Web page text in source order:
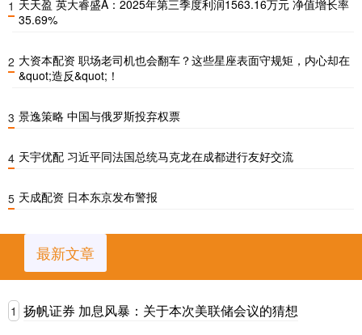
1 天天盈 英大睿盛A：2025年第三季度利润1563.16万元 净值增长率
35.69%
2 大资本配资 职场老司机也会翻车？这些星座表面守规矩，内心却在
&quot;造反&quot;！
3 景逸策略 中国与俄罗斯投弃权票
4 天宇优配 习近平同法国总统马克龙在成都进行友好交流
5 天成配资 日本东京发布警报
最新文章
1 扬帆证券 加息风暴：关于本次美联储会议的猜想